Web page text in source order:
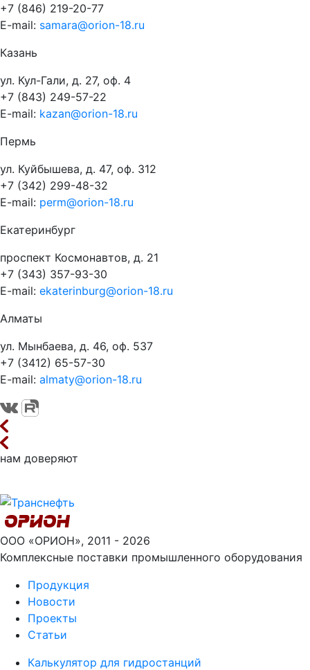
+7 (846) 219-20-77
E-mail: samara@orion-18.ru
Казань
ул. Кул-Гали, д. 27, оф. 4
+7 (843) 249-57-22
E-mail: kazan@orion-18.ru
Пермь
ул. Куйбышева, д. 47, оф. 312
+7 (342) 299-48-32
E-mail: perm@orion-18.ru
Екатеринбург
проспект Космонавтов, д. 21
+7 (343) 357-93-30
E-mail: ekaterinburg@orion-18.ru
Алматы
ул. Мынбаева, д. 46, оф. 537
+7 (3412) 65-57-30
E-mail: almaty@orion-18.ru
нам доверяют
ООО «ОРИОН», 2011 - 2026
Комплексные поставки промышленного оборудования
Продукция
Новости
Проекты
Статьи
Калькулятор для гидростанций